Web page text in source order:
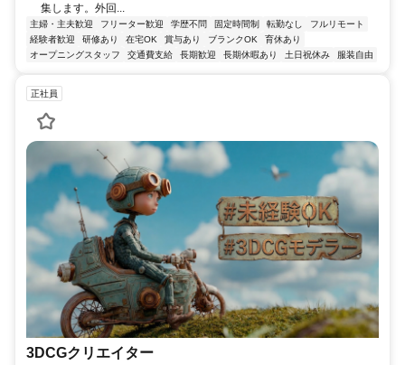
集します。外回...
主婦・主夫歓迎 フリーター歓迎 学歴不問 固定時間制 転勤なし
フルリモート
経験者歓迎
研修あり 在宅OK 賞与あり ブランクOK
育休あり
オープニングスタッフ
交通費支給 長期歓迎 長期休暇あり 土日祝休み 服装自由
正社員
3DCGクリエイター